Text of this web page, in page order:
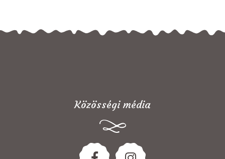
Közösségi média